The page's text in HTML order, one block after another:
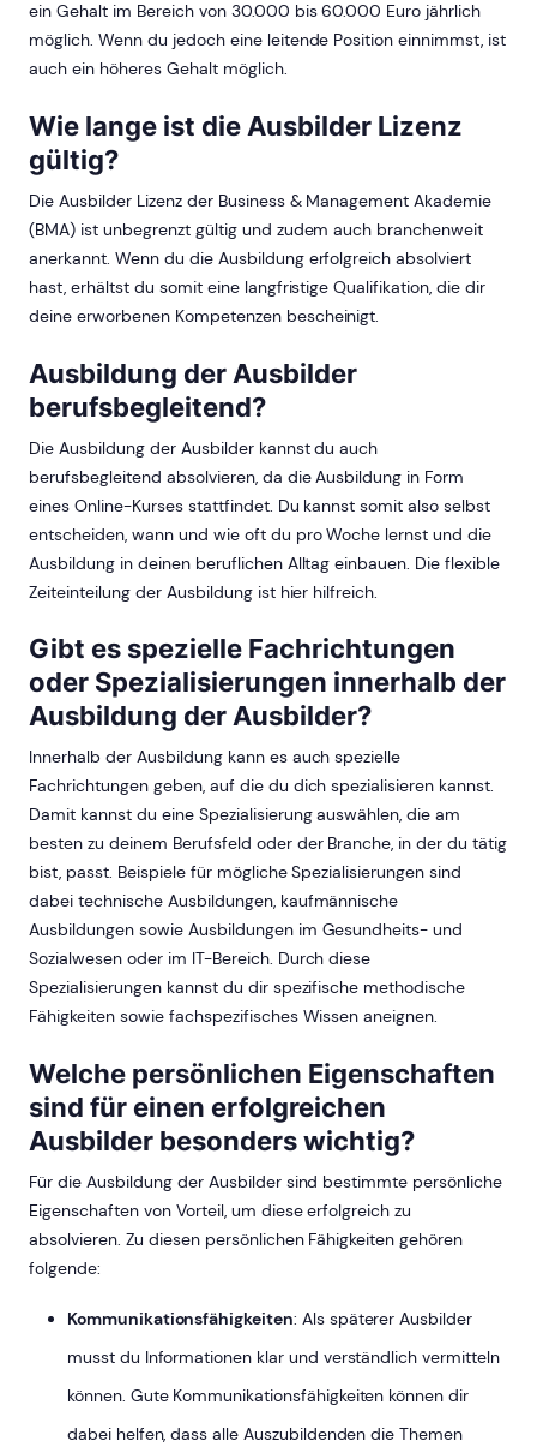
ein Gehalt im Bereich von 30.000 bis 60.000 Euro jährlich
möglich. Wenn du jedoch eine leitende Position einnimmst, ist
auch ein höheres Gehalt möglich.
Wie lange ist die Ausbilder Lizenz
gültig?
Die Ausbilder Lizenz der Business & Management Akademie
(BMA) ist unbegrenzt gültig und zudem auch branchenweit
anerkannt. Wenn du die Ausbildung erfolgreich absolviert
hast, erhältst du somit eine langfristige Qualifikation, die dir
deine erworbenen Kompetenzen bescheinigt.
Ausbildung der Ausbilder
berufsbegleitend?
Die Ausbildung der Ausbilder kannst du auch
berufsbegleitend absolvieren, da die Ausbildung in Form
eines Online-Kurses stattfindet. Du kannst somit also selbst
entscheiden, wann und wie oft du pro Woche lernst und die
Ausbildung in deinen beruflichen Alltag einbauen. Die flexible
Zeiteinteilung der Ausbildung ist hier hilfreich.
Gibt es spezielle Fachrichtungen
oder Spezialisierungen innerhalb der
Ausbildung der Ausbilder?
Innerhalb der Ausbildung kann es auch spezielle
Fachrichtungen geben, auf die du dich spezialisieren kannst.
Damit kannst du eine Spezialisierung auswählen, die am
besten zu deinem Berufsfeld oder der Branche, in der du tätig
bist, passt. Beispiele für mögliche Spezialisierungen sind
dabei technische Ausbildungen, kaufmännische
Ausbildungen sowie Ausbildungen im Gesundheits- und
Sozialwesen oder im IT-Bereich. Durch diese
Spezialisierungen kannst du dir spezifische methodische
Fähigkeiten sowie fachspezifisches Wissen aneignen.
Welche persönlichen Eigenschaften
sind für einen erfolgreichen
Ausbilder besonders wichtig?
Für die Ausbildung der Ausbilder sind bestimmte persönliche
Eigenschaften von Vorteil, um diese erfolgreich zu
absolvieren. Zu diesen persönlichen Fähigkeiten gehören
folgende:
Kommunikationsfähigkeiten: Als späterer Ausbilder
musst du Informationen klar und verständlich vermitteln
können. Gute Kommunikationsfähigkeiten können dir
dabei helfen, dass alle Auszubildenden die Themen